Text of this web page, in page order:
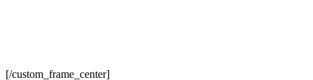
[/custom_frame_center]